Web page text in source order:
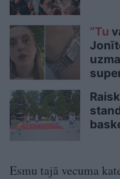
“Tu
Esmu tajā vecuma